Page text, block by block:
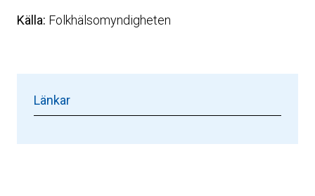
Källa: Folkhälsomyndigheten
Länkar